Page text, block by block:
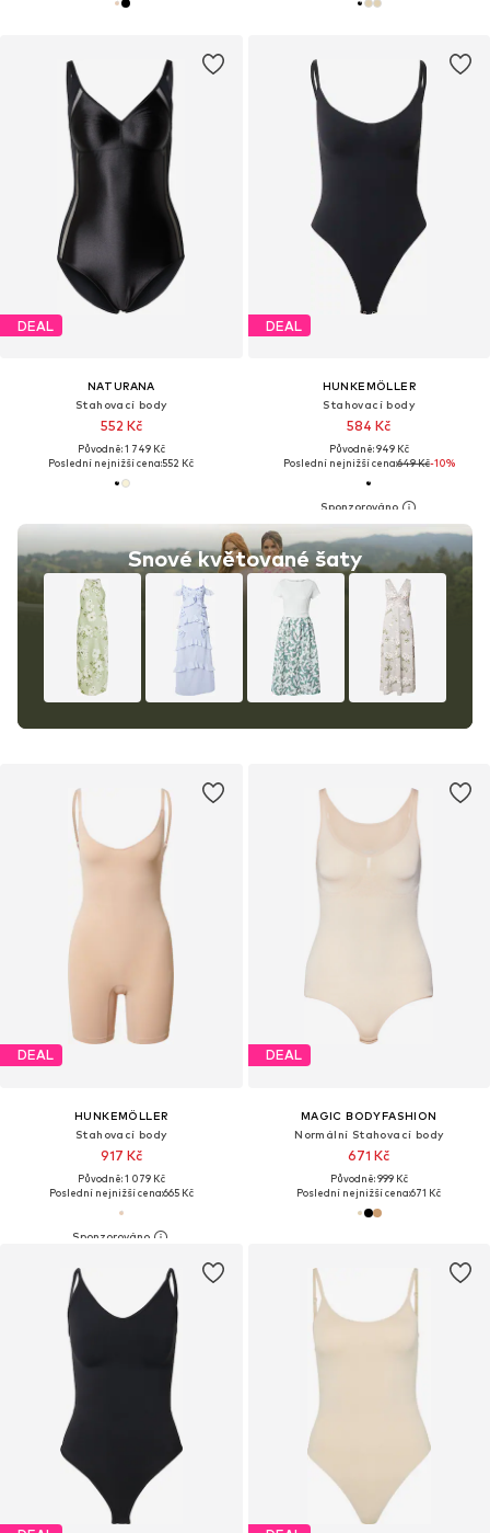
DEAL
NATURANA
Stahovací body
552 Kč
Původně: 1 749 Kč
Poslední nejnižší cena:552 Kč
Snové květované šaty
DEAL
HUNKEMÖLLER
Stahovací body
584 Kč
Původně: 949 Kč
Poslední nejnižší cena:649 Kč-10%
DEAL
HUNKEMÖLLER
Stahovací body
917 Kč
Původně: 1 079 Kč
Poslední nejnižší cena:665 Kč
DEAL
MAGIC BODYFASHION
Normální Stahovací body
671 Kč
Původně: 999 Kč
Poslední nejnižší cena:671 Kč